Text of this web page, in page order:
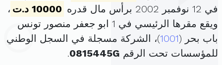
في 12 نوفمبر 2002 برأس مال قدره
10000 د.ت
،
ويقع مقرها الرئيسي في 1 ابو جعفر منصور تونس
باب بحر (1001)، الشركة مسجلة في السجل الوطني
للمؤسسات تحت الرقم 0815445G
.